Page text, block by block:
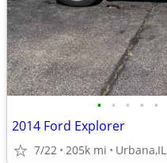
• • • • •
2014 Ford Explorer
7/22 205k mi Urbana,IL